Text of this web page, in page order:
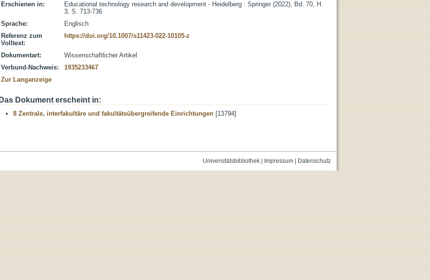
Erschienen in:
Educational technology research and development - Heidelberg : Springer (2022), Bd. 70, H.
3, S. 713-736
Sprache:
Englisch
Referenz zum
Volltext:
https://doi.org/10.1007/s11423-022-10105-z
Dokumentart:
Wissenschaftlicher Artikel
Verbund-Nachweis:
1935233467
Zur Langanzeige
Das Dokument erscheint in:
8 Zentrale, interfakultäre und fakultätsübergreifende Einrichtungen [13794]
Universitätsbibliothek| Impressum| Datenschutz